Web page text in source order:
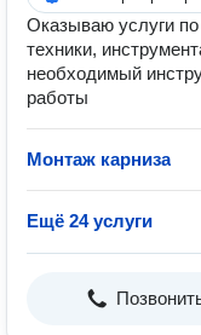
Оказываю услуги
техники,
необходимый
работы
Монтаж карниза
Ещё 24 услуги